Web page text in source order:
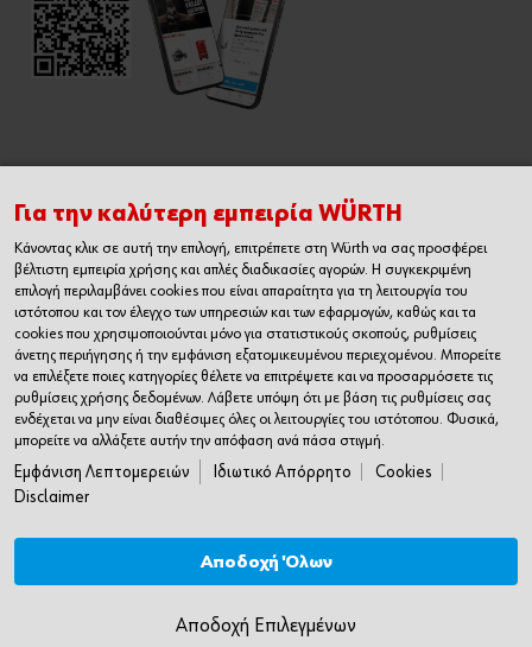
Καταστήματος
© Würth Hellas S.A.
Για την καλύτερη εμπειρία WÜRTH
Κάνοντας κλικ σε αυτή την επιλογή, επιτρέπετε στη Würth να σας προσφέρει
βέλτιστη εμπειρία χρήσης και απλές διαδικασίες αγορών. Η συγκεκριμένη
επιλογή περιλαμβάνει cookies που είναι απαραίτητα για τη λειτουργία του
ιστότοπου και τον έλεγχο των υπηρεσιών και των εφαρμογών, καθώς και τα
cookies που χρησιμοποιούνται μόνο για στατιστικούς σκοπούς, ρυθμίσεις
άνετης περιήγησης ή την εμφάνιση εξατομικευμένου περιεχομένου. Μπορείτε
να επιλέξετε ποιες κατηγορίες θέλετε να επιτρέψετε και να προσαρμόσετε τις
ρυθμίσεις χρήσης δεδομένων. Λάβετε υπόψη ότι με βάση τις ρυθμίσεις σας
ενδέχεται να μην είναι διαθέσιμες όλες οι λειτουργίες του ιστότοπου. Φυσικά,
μπορείτε να αλλάξετε αυτήν την απόφαση ανά πάσα στιγμή.
Εμφάνιση Λεπτομερειών Ιδιωτικό Απόρρητο
Cookies
Disclaimer
Αποδοχή Όλων
Αποδοχή Επιλεγμένων